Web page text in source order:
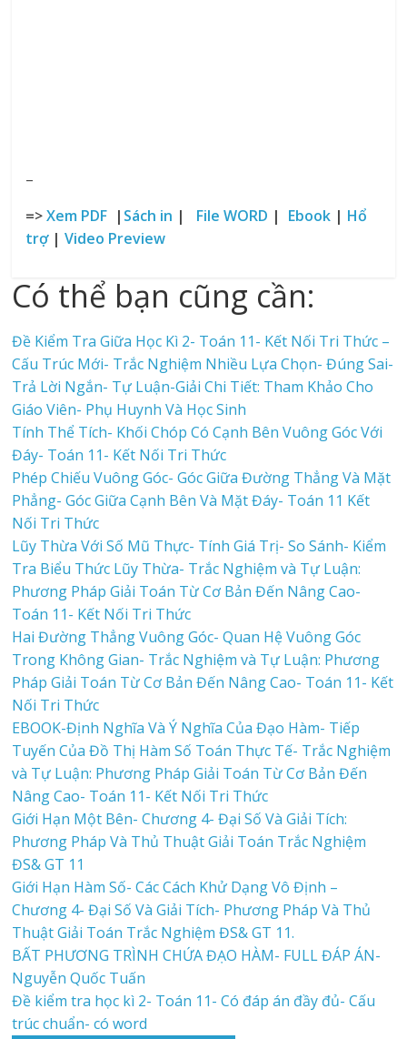
–
=>Xem PDF | Sách in | File WORD | Ebook | Hổ
trợ|Video Preview
Có thể bạn cũng cần:
Đề Kiểm Tra Giữa Học Kì 2- Toán 11- Kết Nối Tri Thức –
Cấu Trúc Mới- Trắc Nghiệm Nhiều Lựa Chọn- Đúng Sai-
Trả Lời Ngắn- Tự Luận-Giải Chi Tiết: Tham Khảo Cho
Giáo Viên- Phụ Huynh Và Học Sinh
Tính Thể Tích- Khối Chóp Có Cạnh Bên Vuông Góc Với
Đáy- Toán 11- Kết Nối Tri Thức
Phép Chiếu Vuông Góc- Góc Giữa Đường Thẳng Và Mặt
Phẳng- Góc Giữa Cạnh Bên Và Mặt Đáy- Toán 11 Kết
Nối Tri Thức
Lũy Thừa Với Số Mũ Thực- Tính Giá Trị- So Sánh- Kiểm
Tra Biểu Thức Lũy Thừa- Trắc Nghiệm và Tự Luận:
Phương Pháp Giải Toán Từ Cơ Bản Đến Nâng Cao-
Toán 11- Kết Nối Tri Thức
Hai Đường Thẳng Vuông Góc- Quan Hệ Vuông Góc
Trong Không Gian- Trắc Nghiệm và Tự Luận: Phương
Pháp Giải Toán Từ Cơ Bản Đến Nâng Cao- Toán 11- Kết
Nối Tri Thức
EBOOK-Định Nghĩa Và Ý Nghĩa Của Đạo Hàm- Tiếp
Tuyến Của Đồ Thị Hàm Số Toán Thực Tế- Trắc Nghiệm
và Tự Luận: Phương Pháp Giải Toán Từ Cơ Bản Đến
Nâng Cao- Toán 11- Kết Nối Tri Thức
Giới Hạn Một Bên- Chương 4- Đại Số Và Giải Tích:
Phương Pháp Và Thủ Thuật Giải Toán Trắc Nghiệm
ĐS& GT 11
Giới Hạn Hàm Số- Các Cách Khử Dạng Vô Định –
Chương 4- Đại Số Và Giải Tích- Phương Pháp Và Thủ
Thuật Giải Toán Trắc Nghiệm ĐS& GT 11.
BẤT PHƯƠNG TRÌNH CHỨA ĐẠO HÀM- FULL ĐÁP ÁN-
Nguyễn Quốc Tuấn
Đề kiểm tra học kì 2- Toán 11- Có đáp án đầy đủ- Cấu
trúc chuẩn- có word